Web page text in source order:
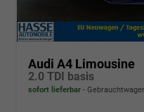
Audi A4 Limousine
2.0 TDI basis
sofort lieferbar